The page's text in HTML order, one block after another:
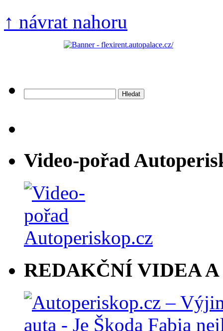
↑ návrat nahoru
Video-pořad
REDAKČNÍ VIDEA A